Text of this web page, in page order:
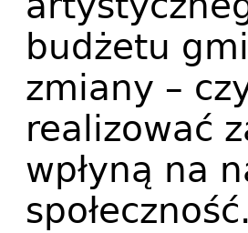
budżetu
zmiany –
realizować
wpłyną na
społeczność.